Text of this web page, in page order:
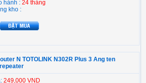
hành : 24 tháng
kho :
N TOTOLINK N302R Plus 3 Ang ten
249,000 VND